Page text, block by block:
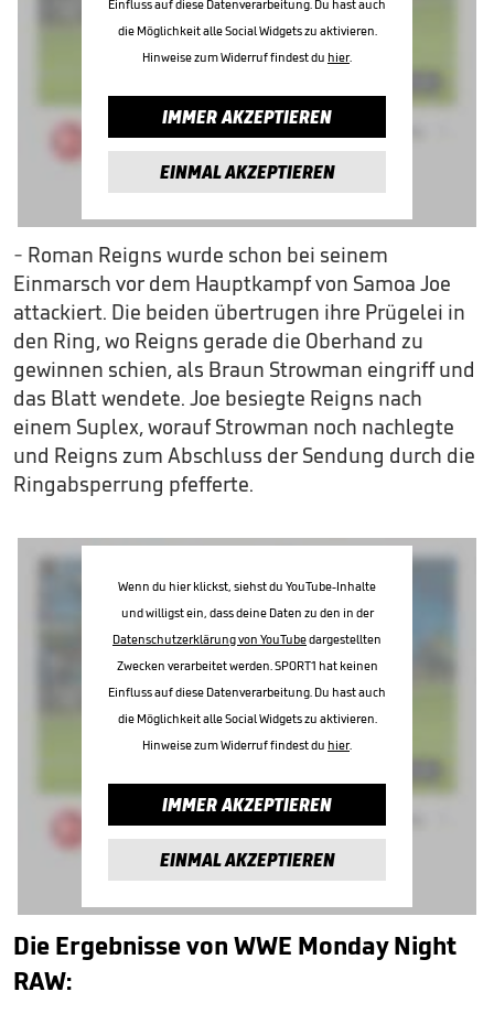
Einfluss auf diese Datenverarbeitung. Du hast auch
die Möglichkeit alle Social Widgets zu aktivieren.
Hinweise zum Widerruf findest du hier.
IMMER AKZEPTIEREN
EINMAL AKZEPTIEREN
- Roman Reigns wurde schon bei seinem
Einmarsch vor dem Hauptkampf von Samoa Joe
attackiert. Die beiden übertrugen ihre Prügelei in
den Ring, wo Reigns gerade die Oberhand zu
gewinnen schien, als Braun Strowman eingriff und
das Blatt wendete. Joe besiegte Reigns nach
einem Suplex, worauf Strowman noch nachlegte
und Reigns zum Abschluss der Sendung durch die
Ringabsperrung pfefferte.
Wenn du hier klickst, siehst du YouTube-Inhalte
und willigst ein, dass deine Daten zu den in der
Datenschutzerklärung von YouTubedargestellten
Zwecken verarbeitet werden. SPORT1 hat keinen
Einfluss auf diese Datenverarbeitung. Du hast auch
die Möglichkeit alle Social Widgets zu aktivieren.
Hinweise zum Widerruf findest du hier.
IMMER AKZEPTIEREN
EINMAL AKZEPTIEREN
Die Ergebnisse von WWE Monday Night
RAW: